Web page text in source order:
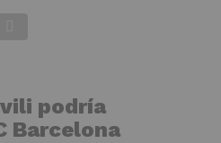
podría
Barcelona